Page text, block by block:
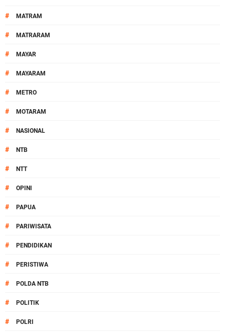
# MATRAM
# MATRARAM
# MAYAR
# MAYARAM
# METRO
# MOTARAM
# NASIONAL
# NTB
# NTT
# OPINI
# PAPUA
# PARIWISATA
# PENDIDIKAN
# PERISTIWA
# POLDA NTB
# POLITIK
# POLRI